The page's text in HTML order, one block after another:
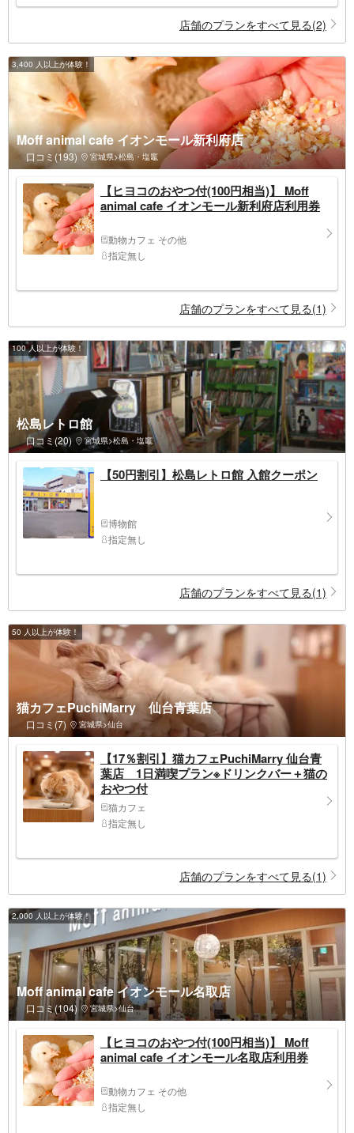
店舗のプランをすべて見る(2)
3,400 人以上が体験！
Moff animal cafe イオンモール新利府店
口コミ(193) 宮城県>松島・塩竈
【ヒヨコのおやつ付(100円相当)】 Moff
animal cafe イオンモール新利府店利用券
動物カフェ その他
指定無し
店舗のプランをすべて見る(1)
100 人以上が体験！
松島レトロ館
口コミ(20) 宮城県>松島・塩竈
【50円割引】松島レトロ館 入館クーポン
博物館
指定無し
店舗のプランをすべて見る(1)
50 人以上が体験！
猫カフェPuchiMarry 仙台青葉店
口コミ(7) 宮城県>仙台
【17％割引】猫カフェPuchiMarry 仙台青
葉店 1日満喫プラン※ドリンクバー＋猫の
おやつ付
猫カフェ
指定無し
店舗のプランをすべて見る(1)
2,000 人以上が体験！
Moff animal cafe イオンモール名取店
口コミ(104) 宮城県>仙台
【ヒヨコのおやつ付(100円相当)】 Moff
animal cafe イオンモール名取店利用券
動物カフェ その他
指定無し